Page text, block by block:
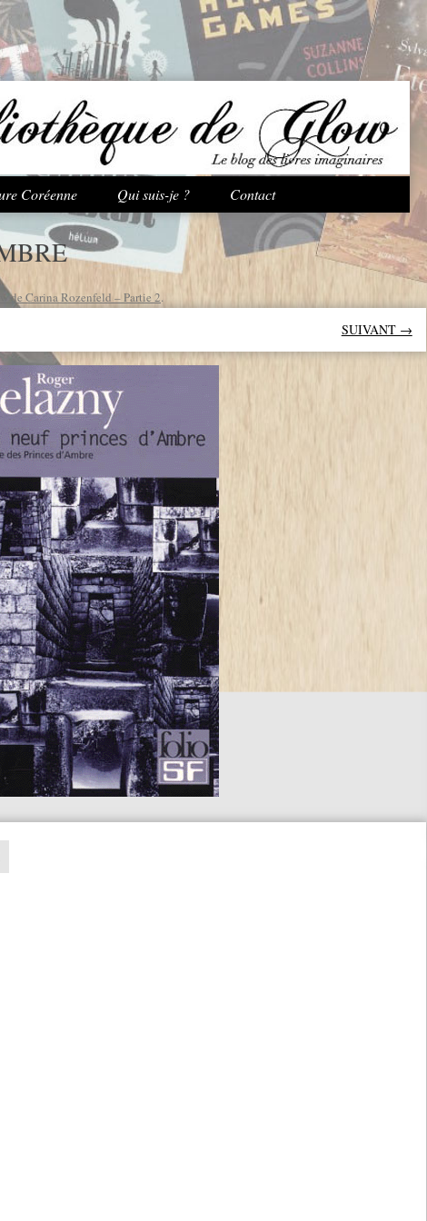
Aller au contenu principal
Coréenne Qui suis-je ? Contact
de Carina Rozenfeld – Partie 2.
SUIVANT →